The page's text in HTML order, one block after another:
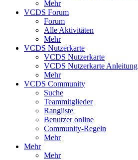
Mehr
VCDS Forum
Forum
Alle Aktivitäten
Mehr
VCDS Nutzerkarte
VCDS Nutzerkarte
VCDS Nutzerkarte Anleitung
Mehr
VCDS Community
Suche
Teammitglieder
Rangliste
Benutzer online
Community-Regeln
Mehr
Mehr
Mehr